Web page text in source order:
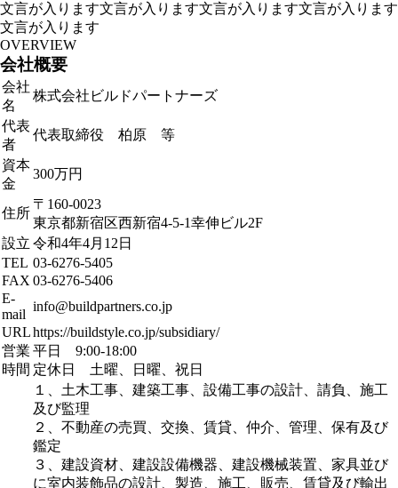
文言が入ります文言が入ります文言が入ります文言が入ります
文言が入ります
OVERVIEW
会社概要
会社
名
株式会社ビルドパートナーズ
代表
者
代表取締役 柏原 等
資本
金
300万円
住所
〒160-0023
東京都新宿区西新宿4-5-1幸伸ビル2F
設立 令和4年4月12日
TEL 03-6276-5405
FAX 03-6276-5406
E-
mail
info@buildpartners.co.jp
URLhttps://buildstyle.co.jp/subsidiary/
営業
時間
平日 9:00-18:00
定休日 土曜、日曜、祝日
１、土木工事、建築工事、設備工事の設計、請負、施工
及び監理
２、不動産の売買、交換、賃貸、仲介、管理、保有及び
鑑定
３、建設資材、建設設備機器、建設機械装置、家具並び
に室内装飾品の設計、製造、施工、販売、賃貸及び輸出